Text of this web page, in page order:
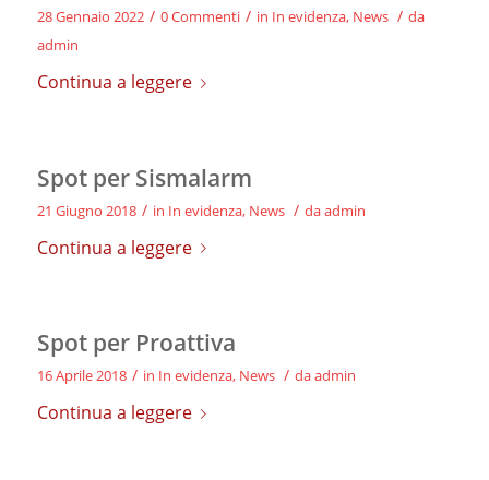
28 Gennaio 2022 / 0 Commenti / in In evidenza, News / da
admin
Continua a leggere
Spot per Sismalarm
21 Giugno 2018 / in In evidenza, News / daadmin
Continua a leggere
Spot per Proattiva
16 Aprile 2018 / in In evidenza, News / daadmin
Continua a leggere